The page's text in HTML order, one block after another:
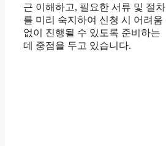
근 이해하고, 필요한 서류 및 절차
를 미리 숙지하여 신청 시 어려움
없이 진행될 수 있도록 준비하는
데 중점을 두고 있습니다.